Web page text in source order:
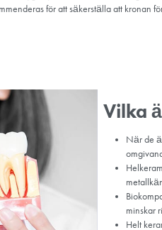
i ett tandtekniskt
bevara dess utseende och
tekniker en helkeramisk